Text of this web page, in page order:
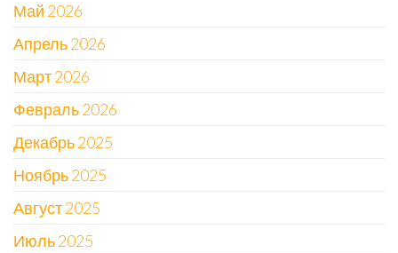
Май 2026
Апрель 2026
Март 2026
Февраль 2026
Декабрь 2025
Ноябрь 2025
Август 2025
Июль 2025